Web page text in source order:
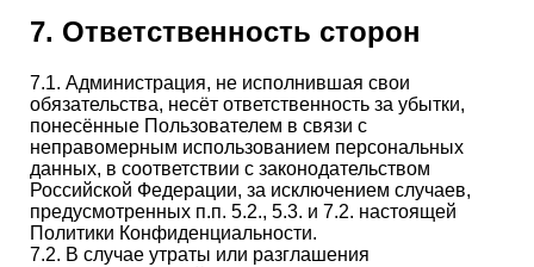
7. Ответственность сторон
7.1. Администрация, не исполнившая свои
обязательства, несёт ответственность за убытки,
понесённые Пользователем в связи с
неправомерным использованием персональных
данных, в соответствии с законодательством
Российской Федерации, за исключением случаев,
предусмотренных п.п. 5.2., 5.3. и 7.2. настоящей
Политики Конфиденциальности.
7.2. В случае утраты или разглашения